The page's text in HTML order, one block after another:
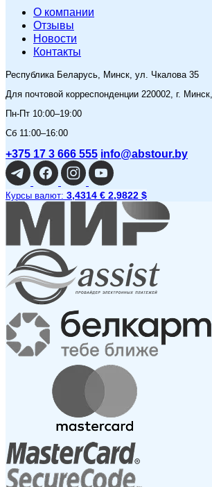
O компании
Отзывы
Новости
Контакты
Республика Беларусь, Минск, ул. Чкалова 35
Для почтовой корреспонденции 220002, г.
Пн-Пт 10:00–19:00
Сб 11:00–16:00
+375 17 3 666 555 info@abstour.by
Курсы валют: 3,4314 € 2,9822 $